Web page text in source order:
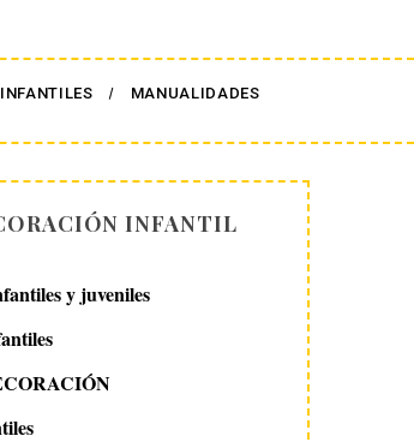
MANUALIDADES
INFANTIL
y juveniles